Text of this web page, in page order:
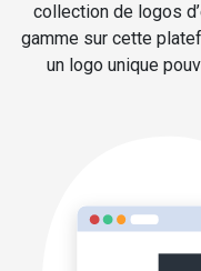
collection de logos
gamme sur cette
un logo unique